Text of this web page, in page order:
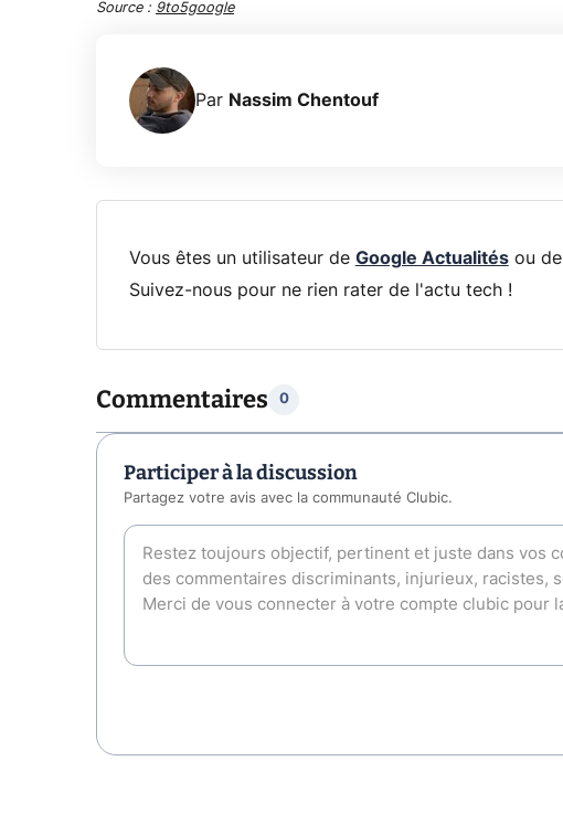
Source : 9to5google
Par Nassim Chentouf
Vous êtes un utilisateur de Google Actualitésou de
Suivez-nous pour ne rien rater de l'actu tech !
Commentaires 0
Participer à la discussion
Partagez votre avis avec la communauté Clubic.